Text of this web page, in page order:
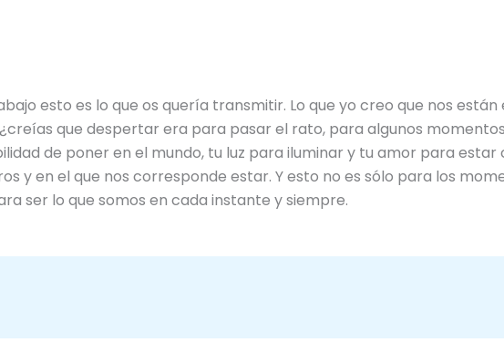
esto es lo que os quería transmitir. Lo que yo creo que nos
que despertar era para pasar el rato, para algunos
de poner en el mundo, tu luz para iluminar y tu amor para
y en el que nos corresponde estar. Y esto no es sólo para los
ser lo que somos en cada instante y siempre.